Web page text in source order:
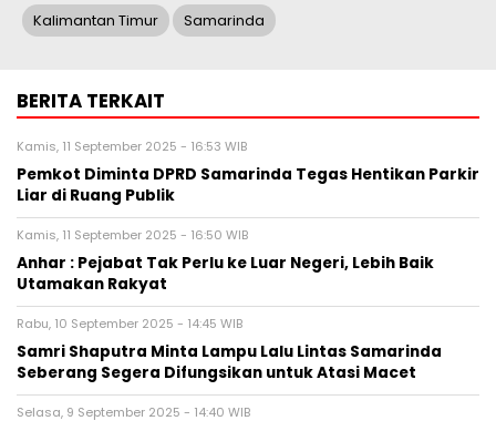
Kalimantan Timur Samarinda
BERITA TERKAIT
Kamis, 11 September 2025 - 16:53 WIB
Pemkot Diminta DPRD Samarinda Tegas Hentikan Parkir
Liar di Ruang Publik
Kamis, 11 September 2025 - 16:50 WIB
Anhar : Pejabat Tak Perlu ke Luar Negeri, Lebih Baik
Utamakan Rakyat
Rabu, 10 September 2025 - 14:45 WIB
Samri Shaputra Minta Lampu Lalu Lintas Samarinda
Seberang Segera Difungsikan untuk Atasi Macet
Selasa, 9 September 2025 - 14:40 WIB